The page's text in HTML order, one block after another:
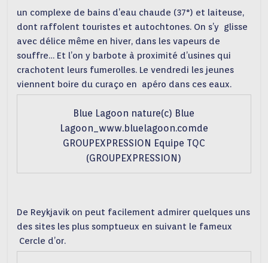
un complexe de bains d’eau chaude (37°) et laiteuse,
dont raffolent touristes et autochtones. On s’y glisse
avec délice même en hiver, dans les vapeurs de
souffre… Et l’on y barbote à proximité d’usines qui
crachotent leurs fumerolles. Le vendredi les jeunes
viennent boire du curaço en apéro dans ces eaux.
Blue Lagoon nature(c) Blue
Lagoon_www.bluelagoon.comde
GROUPEXPRESSION Equipe TQC
(GROUPEXPRESSION)
De Reykjavik on peut facilement admirer quelques uns
des sites les plus somptueux en suivant le fameux
Cercle d’or.